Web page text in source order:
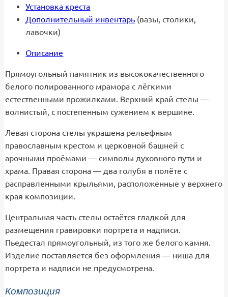
Установка креста
Дополнительный инвентарь (вазы, столики,
лавочки)
Описание
Прямоугольный памятник из высококачественного
белого полированного мрамора с лёгкими
естественными прожилками. Верхний край стелы —
волнистый, с постепенным сужением к вершине.
Левая сторона стелы украшена рельефным
православным крестом и церковной башней с
арочными проёмами — символы духовного пути и
храма. Правая сторона — два голубя в полёте с
расправленными крыльями, расположенные у верхнего
края композиции.
Центральная часть стелы остаётся гладкой для
размещения гравировки портрета и надписи.
Пьедестал прямоугольный, из того же белого камня.
Изделие поставляется без оформления — ниша для
портрета и надписи не предусмотрена.
Композиция